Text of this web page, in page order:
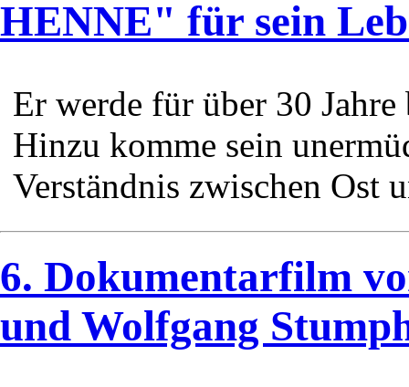
HENNE" für sein
Er werde für über 30
Hinzu komme sein
Verständnis zwischen Ost
6. Dokumentarfilm
und Wolfgang